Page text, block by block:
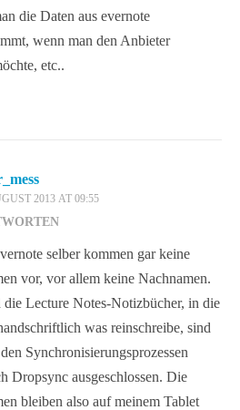
die Daten aus evernote
wenn man den Anbieter
etc..
2013 AT 09:55
selber kommen gar keine
vor, vor allem keine Nachnamen.
die Lecture Notes-Notizbücher, in die
was reinschreibe, sind
Synchronisierungsprozessen
Dropsync ausgeschlossen. Die
bleiben also auf meinem Tablet